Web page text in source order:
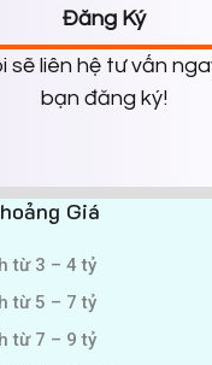
Đăng Ký
sẽ liên hệ tư vấn
bạn đăng ký!
Giá
từ 3 – 4 tỷ
từ 5 – 7 tỷ
từ 7 – 9 tỷ